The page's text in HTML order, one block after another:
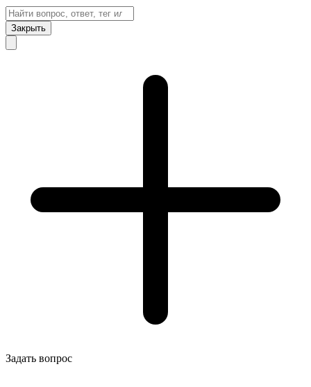
Закрыть
Задать вопрос